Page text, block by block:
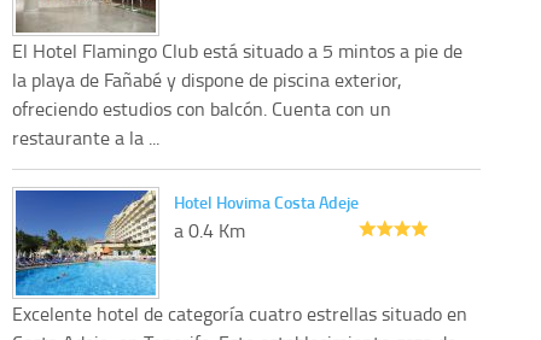
El Hotel Flamingo Club está situado a 5 mintos a pie de
la playa de Fañabé y dispone de piscina exterior,
ofreciendo estudios con balcón. Cuenta con un
restaurante a la ...
Hotel Hovima Costa Adeje
a 0.4 Km
Excelente hotel de categoría cuatro estrellas situado en